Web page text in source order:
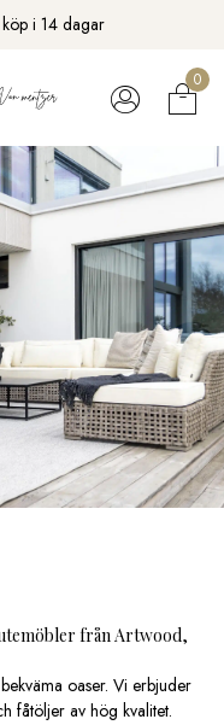
i 14 dagar
0
från Artwood,
oaser. Vi erbjuder
fåtöljer av hög kvalitet.